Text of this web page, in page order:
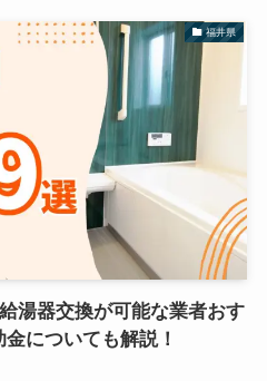
福井県
湯器交換が可能な業者おす
についても解説！